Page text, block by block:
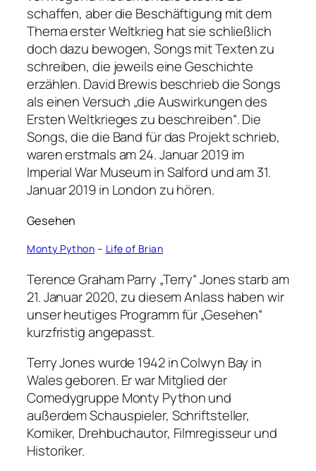
schaffen, aber die Beschäftigung mit dem
Thema erster Weltkrieg hat sie schließlich
doch dazu bewogen, Songs mit Texten zu
schreiben, die jeweils eine Geschichte
erzählen. David Brewis beschrieb die Songs
als einen Versuch „die Auswirkungen des
Ersten Weltkrieges zu beschreiben“. Die
Songs, die die Band für das Projekt schrieb,
waren erstmals am 24. Januar 2019 im
Imperial War Museum in Salford und am 31.
Januar 2019 in London zu hören.
Gesehen
Monty Python – Life of Brian
Terence Graham Parry „Terry“ Jones starb am
21. Januar 2020, zu diesem Anlass haben wir
unser heutiges Programm für „Gesehen“
kurzfristig angepasst.
Terry Jones wurde 1942 in Colwyn Bay in
Wales geboren. Er war Mitglied der
Comedygruppe Monty Python und
außerdem Schauspieler, Schriftsteller,
Komiker, Drehbuchautor, Filmregisseur und
Historiker.